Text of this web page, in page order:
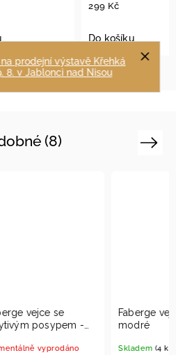
prodejní výstavě Křehká
8. v Jablonci nad Nisou
(8)
Faberge vejce - bílo-
modré
Skladem (4 ks)
Next